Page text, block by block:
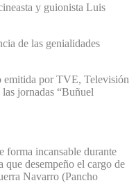
y guionista Luis
de las genialidades
emitida por TVE, Televisión
jornadas “Buñuel
forma incansable durante
desempeño el cargo de
Navarro (Pancho